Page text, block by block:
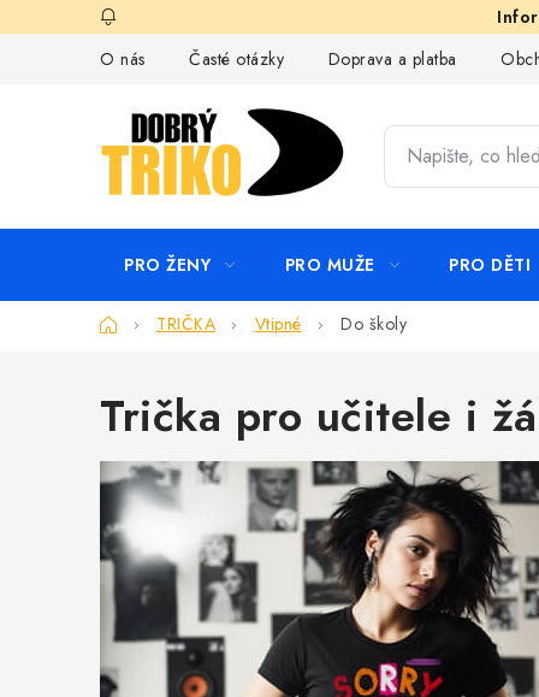
na
O nás
Časté otázky Doprava a platba
PRO ŽENY PRO MUŽE PRO DĚTI
DomůTRIČKA Vtipné Do školy
Trička pro učitele i